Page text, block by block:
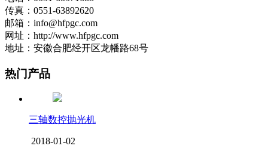
传真：0551-63892620
邮箱：info@hfpgc.com
网址：http://www.hfpgc.com
地址：安徽合肥经开区龙幡路68号
热门产品
三轴数控抛光机
2018-01-02